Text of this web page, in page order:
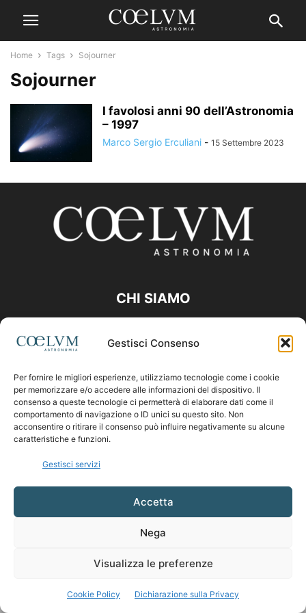
Gestisci Consenso
Per fornire le migliori esperienze, utilizziamo tecnologie come i cookie
per memorizzare e/o accedere alle informazioni del dispositivo. Il
consenso a queste tecnologie ci permetterà di elaborare dati come il
comportamento di navigazione o ID unici su questo sito. Non
acconsentire o ritirare il consenso può influire negativamente su alcune
caratteristiche e funzioni.
Gestisci servizi
Accetta
Nega
Visualizza le preferenze
Cookie Policy Dichiarazione sulla Privacy
Home Tags Sojourner
Sojourner
I favolosi anni 90 dell’Astronomia
– 1997
Marco Sergio Erculiani - 15 Settembre 2023
CHI SIAMO
Contattaci:coelumastro@coelum.com
SEGUICI